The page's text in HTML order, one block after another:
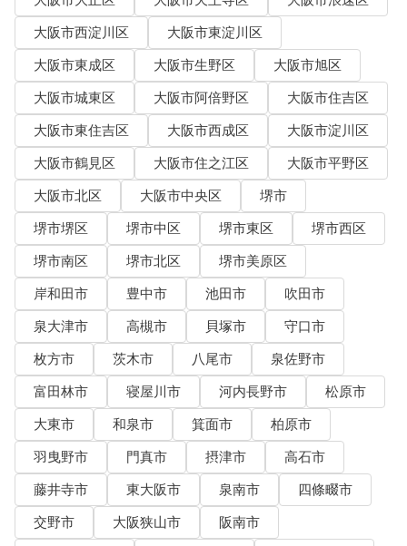
大阪市西淀川区
大阪市東淀川区
大阪市東成区
大阪市生野区
大阪市旭区
大阪市城東区
大阪市阿倍野区
大阪市住吉区
大阪市東住吉区
大阪市西成区
大阪市淀川区
大阪市鶴見区
大阪市住之江区
大阪市平野区
大阪市北区
大阪市中央区
堺市
堺市堺区
堺市中区 堺市東区
堺市西区
堺市南区
堺市北区
堺市美原区
岸和田市
豊中市 池田市
吹田市
泉大津市
高槻市 貝塚市
守口市
枚方市
茨木市 八尾市
泉佐野市
富田林市
寝屋川市 河内長野市
松原市
大東市
和泉市 箕面市
柏原市
羽曳野市
門真市 摂津市
高石市
藤井寺市
東大阪市 泉南市
四條畷市
交野市
大阪狭山市
阪南市